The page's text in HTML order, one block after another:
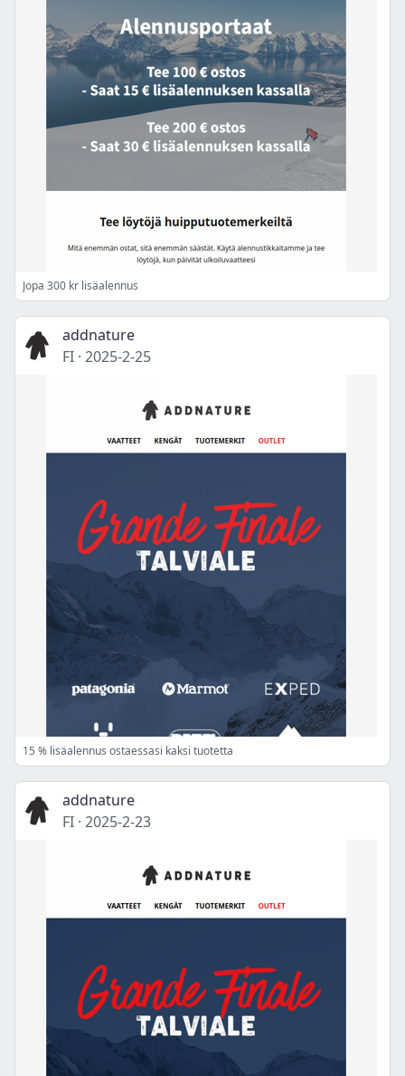
Jopa 300 kr lisäalennus
addnature
FI · 2025-2-25
15 % lisäalennus ostaessasi kaksi tuotetta
addnature
FI · 2025-2-23